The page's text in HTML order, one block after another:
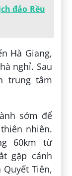
đảo Rều
Hà Giang,
nghỉ. Sau
trung tâm
sớm để
nhiên.
60km từ
gặp cánh
Tiên,